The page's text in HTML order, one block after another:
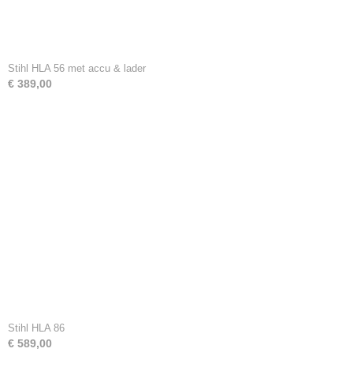
Stihl HLA 56 met accu & lader
€ 389,00
Stihl HLA 86
€ 589,00